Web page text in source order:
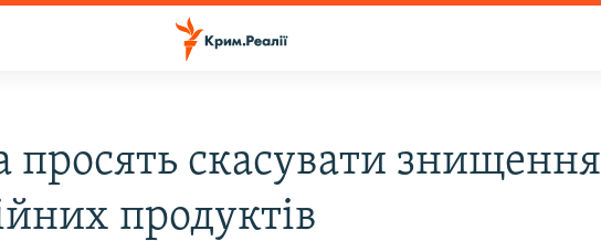
просять скасувати знищення
продуктів